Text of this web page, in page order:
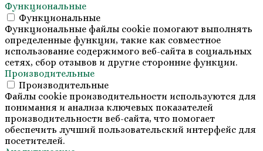
Функциональные
Функциональные
Функциональные файлы cookie помогают выполнять
определенные функции, такие как совместное
использование содержимого веб-сайта в социальных
сетях, сбор отзывов и другие сторонние функции.
Производительные
Производительные
Файлы cookie производительности используются для
понимания и анализа ключевых показателей
производительности веб-сайта, что помогает
обеспечить лучший пользовательский интерфейс для
посетителей.